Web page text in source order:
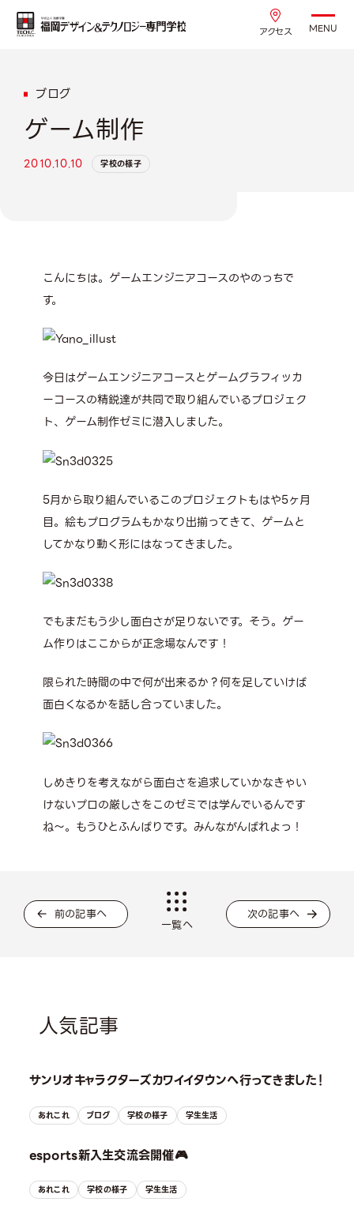
アクセス MENU
ブログ
ゲーム制作
2010.10.10 学校の様子
こんにちは。ゲームエンジニアコースのやのっちで
す。
今日はゲームエンジニアコースとゲームグラフィッカ
ーコースの精鋭達が共同で取り組んでいるプロジェク
ト、ゲーム制作ゼミに潜入しました。
5月から取り組んでいるこのプロジェクトもはや5ヶ月
目。絵もプログラムもかなり出揃ってきて、ゲームと
してかなり動く形にはなってきました。
でもまだもう少し面白さが足りないです。そう。ゲー
ム作りはここからが正念場なんです！
限られた時間の中で何が出来るか？何を足していけば
面白くなるかを話し合っていました。
しめきりを考えながら面白さを追求していかなきゃい
けないプロの厳しさをこのゼミでは学んでいるんです
ね～。もうひとふんばりです。みんながんばれよっ！
前の記事へ
一覧へ
次の記事へ
人気記事
サンリオキャラクターズカワイイタウンへ行ってきました！
あれこれ ブログ 学校の様子 学生生活
esports新入生交流会開催🎮
あれこれ 学校の様子 学生生活